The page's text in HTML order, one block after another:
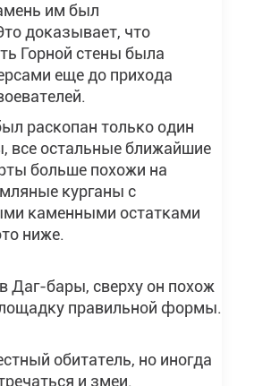
им был
доказывает, что
Горной стены была
еще до прихода
раскопан только один
все остальные ближайшие
больше похожи на
курганы с
каменными остатками
ниже.
Даг-бары, сверху он похож
правильной формы.
обитатель, но иногда
и змеи.